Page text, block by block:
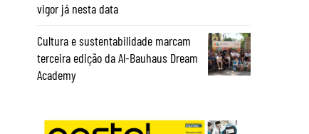
vigor já nesta data
Cultura e sustentabilidade marcam
terceira edição da Al-Bauhaus Dream
Academy